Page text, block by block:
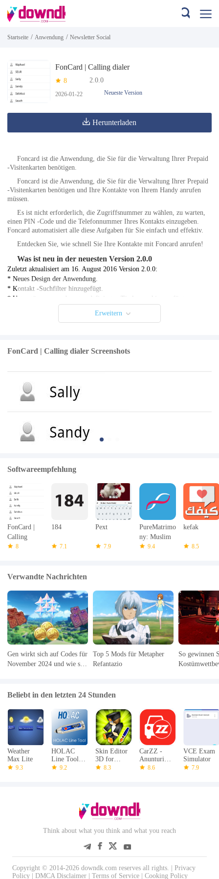
Startseite / Anwendung / Newsletter Social
FonCard | Calling dialer
8 2.0.0
2026-01-22 Neueste Version
Herunterladen
Foncard ist die Anwendung, die Sie für die Verwaltung Ihrer Prepaid
-Visitenkarten benötigen.
Foncard ist die Anwendung, die Sie für die Verwaltung Ihrer Prepaid
-Visitenkarten benötigen und Ihre Kontakte von Ihrem Handy anrufen
müssen.
Es ist nicht erforderlich, die Zugriffsnummer zu wählen, zu warten,
einen PIN -Code und die Telefonnummer Ihres Kontakts einzugeben.
Foncard automatisiert alle diese Aufgaben für Sie einfach und effektiv.
Entdecken Sie, wie schnell Sie Ihre Kontakte mit Foncard anrufen!
Was ist neu in der neuesten Version 2.0.0
Zuletzt aktualisiert am 16. August 2016 Version 2.0.0:
* Neues Design der Anwendung.
* Kontakt -Suchfilter hinzugefügt.
* Unterstützung von benutzerdefinierten Titeln von hinzugefügten
* Neuer Bildschirm "Direct Dial Dial.
* Behebung von Fehler.
Version 1.0.0:
* Erstveröffentlichung.
Erweitern
FonCard | Calling dialer Screenshots
Softwareempfehlung
FonCard |
Calling
dialer
8
184
7.1
Pext
7.9
PureMatrimo
ny: Muslim
Marriage
9.4
kefak
8.5
Verwandte Nachrichten
Gen wirkt sich auf Codes für
November 2024 und wie sie
Top 5 Mods für Metapher
Refantazio
So gewinnen
Beliebt in den letzten 24 Stunden
Weather
Max Lite
9.3
HOLAC
Line Tool
App9.2
Skin Editor
3D for
Minecraft
8.3
CarZZ -
Anunturi
Auto
8.6
VCE Exam
Simulator
7.9
Think about what you think and what you reach
Copyright © 2014-2026 downdk.com reserves all rights. | Privacy
Policy
DMCA Disclaimer Terms of Service Cooking Policy